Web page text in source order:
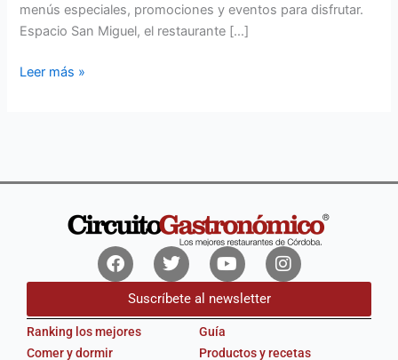
menús especiales, promociones y eventos para disfrutar.
Espacio San Miguel, el restaurante […]
Leer más »
FacebookTwitterYoutubeInstagram
Suscríbete al newsletter
Ranking los mejores
Comer y dormir
Guía
Productos y recetas